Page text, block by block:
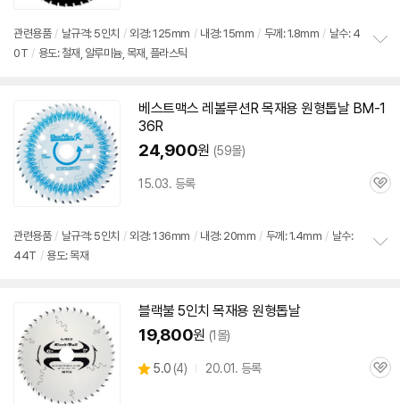
관련용품 / 날규격: 5인치 / 외경: 125mm / 내경: 15mm / 두께: 1.8mm / 날수: 4
0T / 용도: 철재, 알루미늄, 목재, 플라스틱
치
베스트맥스 레볼루션R목재용 원형톱날BM-1
36R
24,900원 (59몰)
15.03. 등록
관
관련용품 / 날규격: 5인치 / 외경: 136mm / 내경: 20mm / 두께: 1.4mm / 날수:
44T / 용도: 목재
블랙불 5인치 목재용 원형톱날
19,800원 (1몰)
별
5.0 (상
4) 20.01. 등록
관